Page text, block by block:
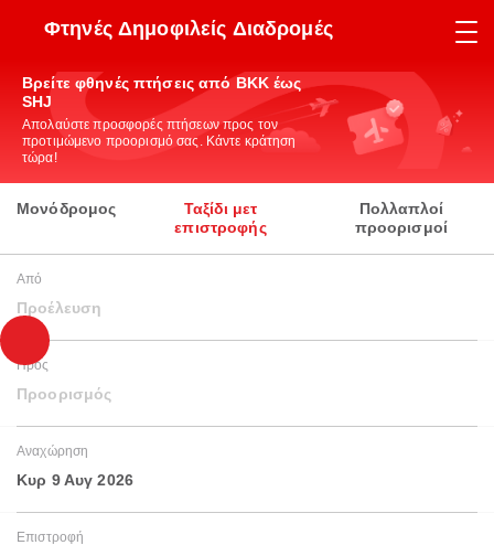
Φτηνές Δημοφιλείς Διαδρομές
Βρείτε φθηνές πτήσεις από BKK έως
SHJ
Απολαύστε προσφορές πτήσεων προς τον
προτιμώμενο προορισμό σας. Κάντε κράτηση
τώρα!
Μονόδρομος
Ταξίδι μετ
επιστροφής
Πολλαπλοί
προορισμοί
Από
Προέλευση
Προς
Προορισμός
Αναχώρηση
Κυρ 9 Αυγ 2026
Επιστροφή